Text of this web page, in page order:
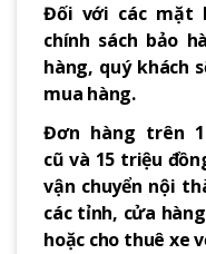
Đối với các mặt
chính sách bảo
hàng, quý khách
mua hàng.
Đơn hàng trên
cũ và 15 triệu
vận chuyển nội
các tỉnh, cửa
hoặc cho thuê xe